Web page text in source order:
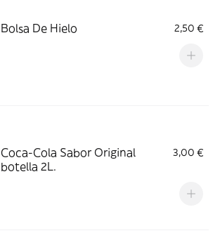
Bolsa De Hielo 2,50 €
Coca-Cola Sabor Original
botella 2L.
3,00 €